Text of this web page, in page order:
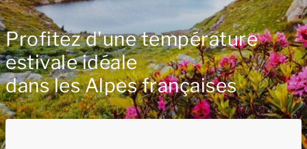
Profitez d'une température
estivale idéale
dans les Alpes françaises